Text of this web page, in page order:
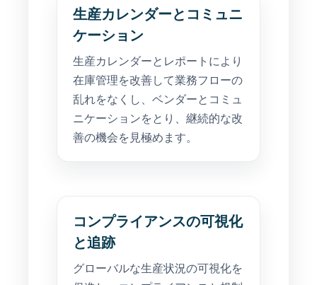
生産カレンダーとコミュニ
ケーション
生産カレンダーとレポートにより
在庫管理を改善して業務フローの
乱れをなくし、ベンダーとコミュ
ニケーションをとり、継続的な改
善の機会を見極めます。
コンプライアンスの可視化
と追跡
グローバルな生産状況の可視化を